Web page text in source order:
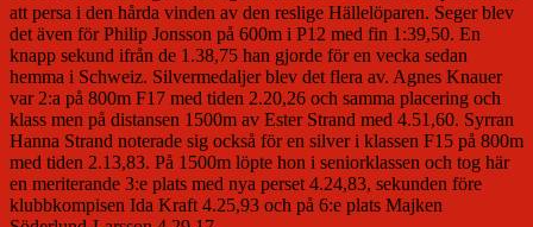
att persa i den hårda vinden av den reslige Hällelöparen. Seger blev
det även för Philip Jonsson på 600m i P12 med fin 1:39,50. En
knapp sekund ifrån de 1.38,75 han gjorde för en vecka sedan
hemma i Schweiz. Silvermedaljer blev det flera av. Agnes Knauer
var 2:a på 800m F17 med tiden 2.20,26 och samma placering och
klass men på distansen 1500m av Ester Strand med 4.51,60. Syrran
Hanna Strand noterade sig också för en silver i klassen F15 på 800m
med tiden 2.13,83. På 1500m löpte hon i seniorklassen och tog här
en meriterande 3:e plats med nya perset 4.24,83, sekunden före
klubbkompisen Ida Kraft 4.25,93 och på 6:e plats Majken